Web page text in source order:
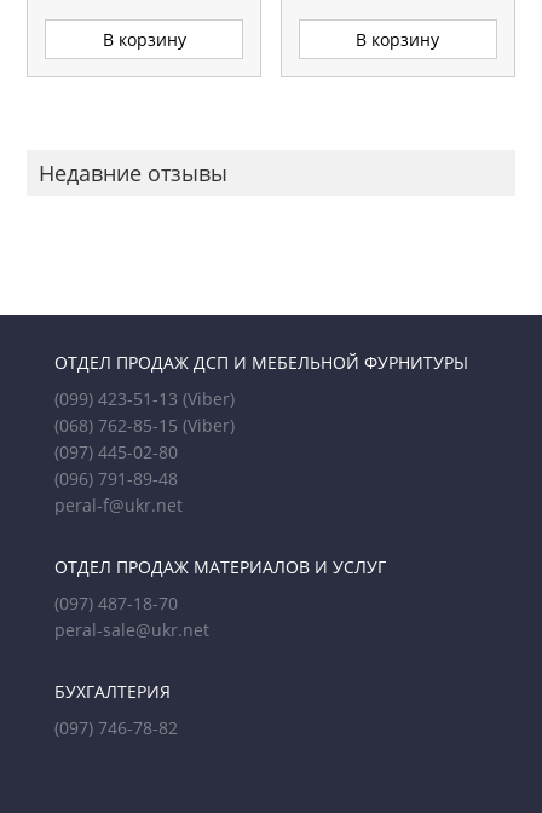
В корзину В корзину
Недавние отзывы
ОТДЕЛ ПРОДАЖ ДСП И МЕБЕЛЬНОЙ ФУРНИТУРЫ
(099) 423-51-13 (Viber)
(068) 762-85-15 (Viber)
(097) 445-02-80
(096) 791-89-48
peral-f@ukr.net
ОТДЕЛ ПРОДАЖ МАТЕРИАЛОВ И УСЛУГ
(097) 487-18-70
peral-sale@ukr.net
БУХГАЛТЕРИЯ
(097) 746-78-82